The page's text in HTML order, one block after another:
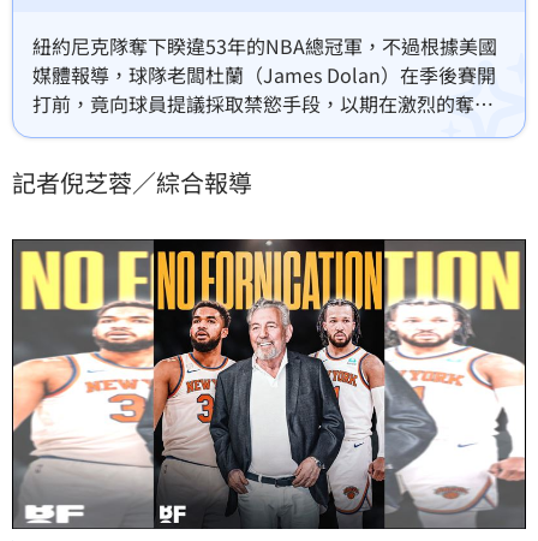
紐約尼克隊奪下睽違53年的NBA總冠軍，不過根據美國
媒體報導，球隊老闆杜蘭（James Dolan）在季後賽開
打前，竟向球員提議採取禁慾手段，以期在激烈的奪冠
之路上佔據優勢。
記者倪芝蓉／綜合報導